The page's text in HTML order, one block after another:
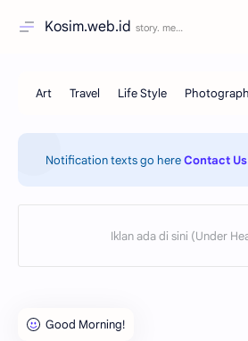
Kosim.web.id
Notification texts go hereContact Us